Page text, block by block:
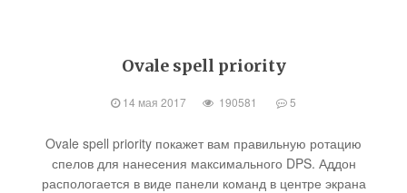
Ovale spell priority
14 мая 2017 190581 5
Ovale spell priority покажет вам правильную ротацию
спелов для нанесения максимального DPS. Аддон
распологается в виде панели команд в центре экрана